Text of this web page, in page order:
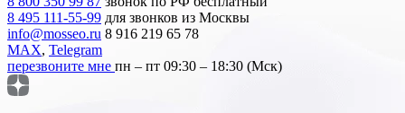
8 495 111-55-99 для звонков из Москвы
info@mosseo.ru 8 916 219 65 78
MAX, Telegram
перезвоните мне пн – пт 09:30 – 18:30 (Мск)